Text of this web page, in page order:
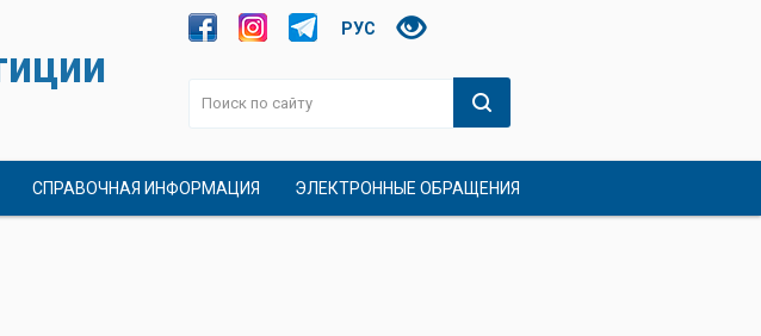
РУС
СПРАВОЧНАЯ ИНФОРМАЦИЯ ЭЛЕКТРОННЫЕ ОБРАЩЕНИЯ